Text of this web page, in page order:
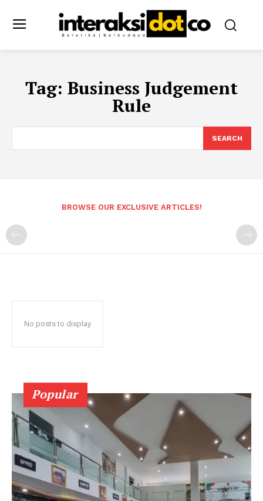
Tag: Business Judgement
Rule
SEARCH
BROWSE OUR EXCLUSIVE ARTICLES!
No posts to display
Popular